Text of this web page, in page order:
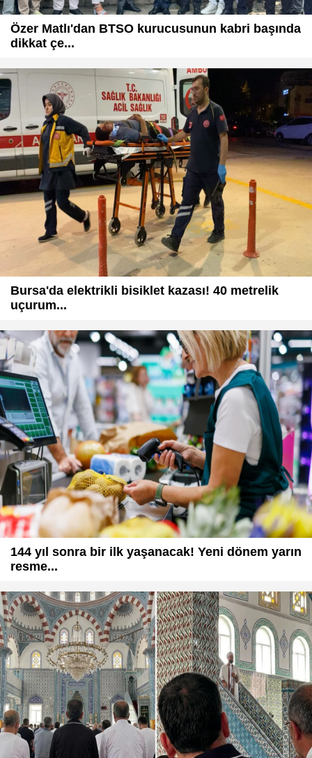
Özer Matlı'dan BTSO kurucusunun kabri başında
dikkat çe...
Bursa'da elektrikli bisiklet kazası! 40 metrelik
uçurum...
144 yıl sonra bir ilk yaşanacak! Yeni dönem yarın
resme...